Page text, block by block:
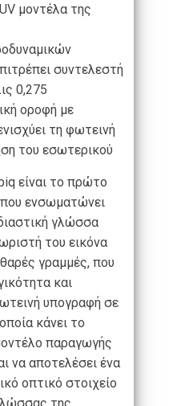
μοντέλα της
συντελεστή
0,275
οροφή με
τη φωτεινή
του εσωτερικού
είναι το πρώτο
ενσωματώνει
γλώσσα
του εικόνα
γραμμές, που
και
υπογραφή σε
κάνει το
παραγωγής
να αποτελέσει ένα
οπτικό στοιχείο